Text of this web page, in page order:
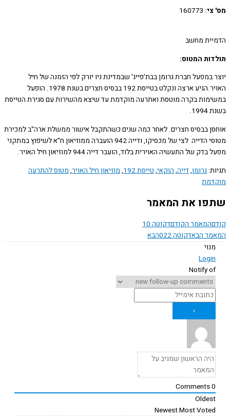
: 160773
מחשב
המטוס:
במפעל חברת גרומן בבת'פייג' שבמדינת ניו יורק לפי הזמנה של חיל
האויר.הגיע ארצה ונקלט בטייסת 192 בבסיס חצרים בשנת 1978. הופעל
בקרה מוטסת ואתרעה מוקדמת עד שיצא מהשירות עם סגירת הטייסת
בבסיס חצרים. לאחר כמה שנים כשהתקבל אישור ממשלת ארה"ב למכירת
מטוסי הדייה לצי של מכסיקו, ודייה 942 הועברה ממוזיאון ח"א לשיפוץ במתקני
של התעשיה האוירית בלוד, הועבר דייה 944 למוזיאון חיל האויר.
גרומן ,דייה,הוקאי ,טייסת 192 ,מוזיאון חיל האויר ,מטוס להתרעה
את המאמר
המאמר הקודםדקוטה 10
הבאדקוטה 022
הבא
Notify
Newest Most